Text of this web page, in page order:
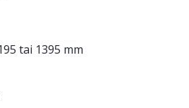
tai 1395 mm